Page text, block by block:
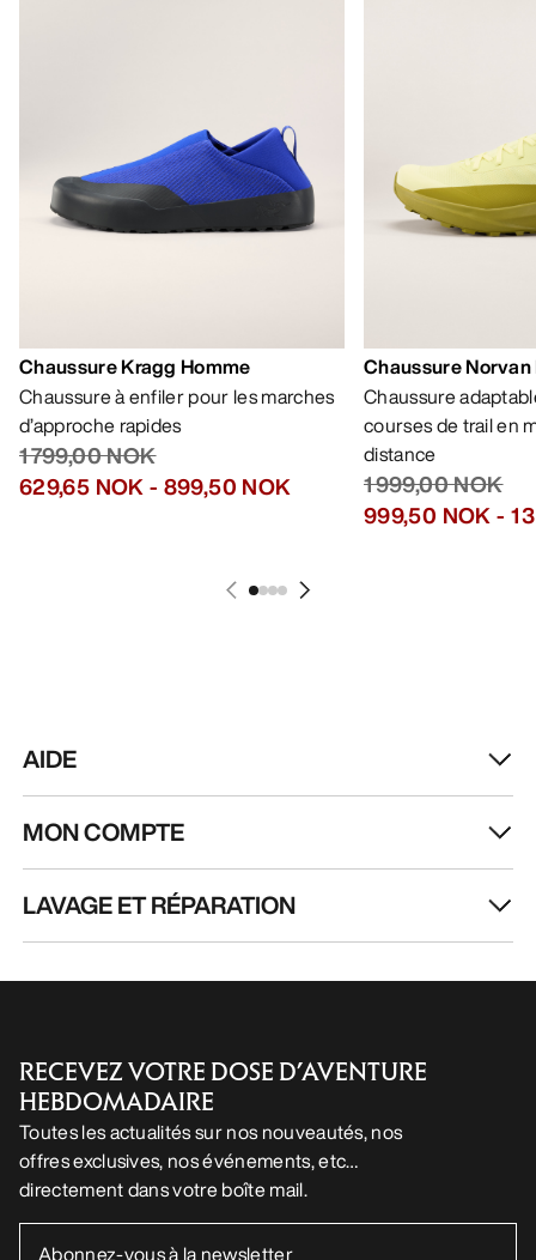
Chaussure Kragg Homme
Chaussure à enfiler pour les marches
d’approche rapides
1 799,00 NOK
629,65 NOK- 899,50 NOK
Chaussure
Chaussure
courses de trail en
distance
1 999,00 NOK
999,50 NOK- 1
AIDE
MON COMPTE
LAVAGE ET RÉPARATION
RECEVEZ VOTRE DOSE D’AVENTURE
HEBDOMADAIRE
Toutes les actualités sur nos nouveautés, nos
offres exclusives, nos événements, etc…
directement dans votre boîte mail.